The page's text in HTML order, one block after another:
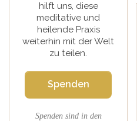
hilft uns, diese
meditative und
heilende Praxis
weiterhin mit der Welt
zu teilen.
Spenden
Spenden sind in den